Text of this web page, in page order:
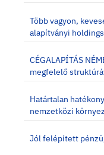
Több vagyon,
alapítványi
CÉGALAPÍTÁS
megfelelő
Határtalan
nemzetközi
Jól felépített